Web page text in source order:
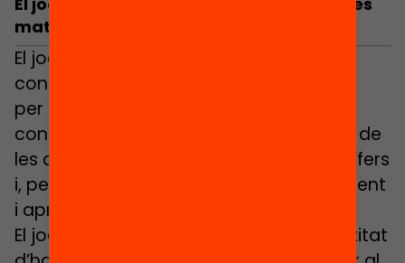
mates
El joc en general i els jocs de taula en
concret són una molt bona oportunitat
per apropar un aprenentatge
contextualitzat a les aules. El joc és una de
les activitats que caracteritza els mamífers
i, per tant, als humans en el seu creixement
i aprenentatge.
El joc permet promoure una gran quantitat